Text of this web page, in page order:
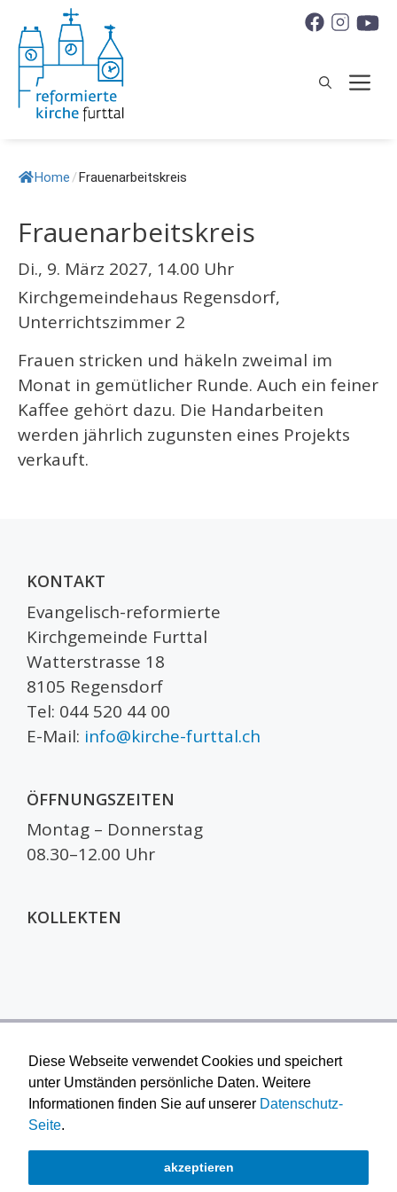
Diese Webseite verwendet Cookies und speichert
unter Umständen persönliche Daten. Weitere
Informationen finden Sie auf unserer Datenschutz-
Seite.
akzeptieren
zum
Inhalt
Home /Frauenarbeitskreis
Frauenarbeitskreis
Di., 9. März 2027, 14.00 Uhr
Kirchgemeindehaus Regensdorf,
Unterrichtszimmer 2
Frauen stricken und häkeln zweimal im
Monat in gemütlicher Runde. Auch ein feiner
Kaffee gehört dazu. Die Handarbeiten
werden jährlich zugunsten eines Projekts
verkauft.
KONTAKT
Evangelisch-reformierte
Kirchgemeinde Furttal
Watterstrasse 18
8105 Regensdorf
Tel: 044 520 44 00
E-Mail: info@kirche-furttal.ch
ÖFFNUNGSZEITEN
Montag – Donnerstag
08.30–12.00 Uhr
KOLLEKTEN
AGB|Impressum